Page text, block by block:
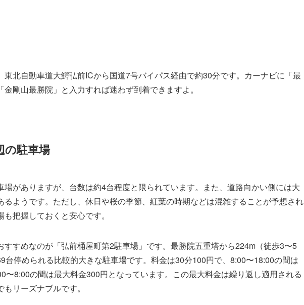
東北自動車道大鰐弘前ICから国道7号バイパス経由で約30分です。カーナビに「最
剛山最勝院」と入力すれば迷わず到着できますよ。
の駐車場
場がありますが、台数は約4台程度と限られています。また、道路向かい側には大
るようです。ただし、休日や桜の季節、紅葉の時期などは混雑することが予想され
把握しておくと安心です。
すすめなのが「弘前桶屋町第2駐車場」です。最勝院五重塔から224m（徒歩3〜5
台停められる比較的大きな駐車場です。料金は30分100円で、8:00〜18:00の間は
〜8:00の間は最大料金300円となっています。この最大料金は繰り返し適用される
リーズナブルです。